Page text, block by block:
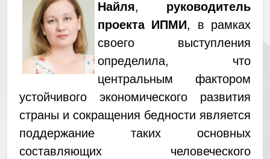
Найля, руководитель
проекта ИПМИ, в рамках
своего выступления
определила, что
центральным фактором
устойчивого экономического развития
страны и сокращения бедности является
поддержание таких основных
составляющих человеческого